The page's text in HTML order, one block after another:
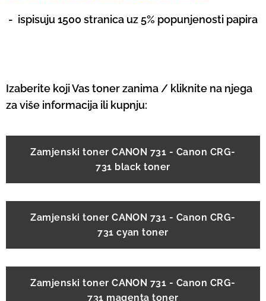
- ispisuju 1500 stranica uz 5% popunjenosti papira
Izaberite koji Vas toner zanima / kliknite na njega
za više informacija ili kupnju:
Zamjenski toner CANON 731 - Canon CRG-
731 black toner
Zamjenski toner CANON 731 - Canon CRG-
731 cyan toner
Zamjenski toner CANON 731 - Canon CRG-
731 magenta toner